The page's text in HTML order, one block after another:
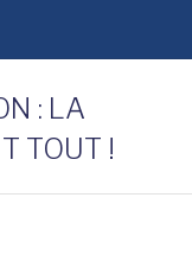
: LA
TOUT !